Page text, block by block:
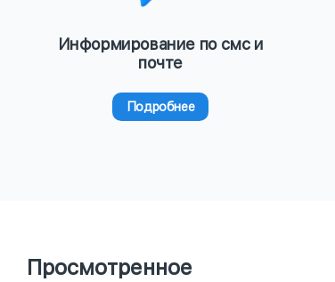
Информирование по смс и
почте
Подробнее
Просмотренное